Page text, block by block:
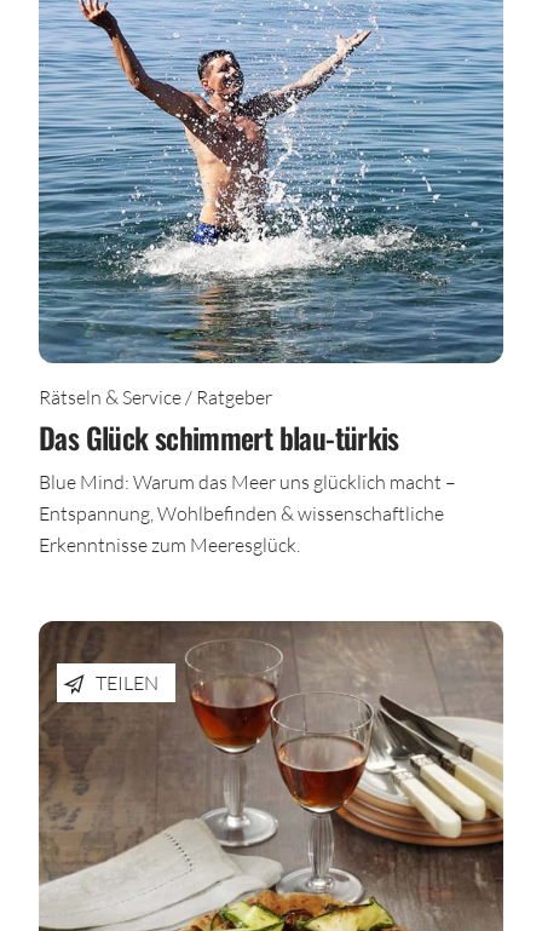
Rätseln & Service / Ratgeber
Das Glück schimmert blau-türkis
Blue Mind: Warum das Meer uns glücklich macht –
Entspannung, Wohlbefinden & wissenschaftliche
Erkenntnisse zum Meeresglück.
TEILEN